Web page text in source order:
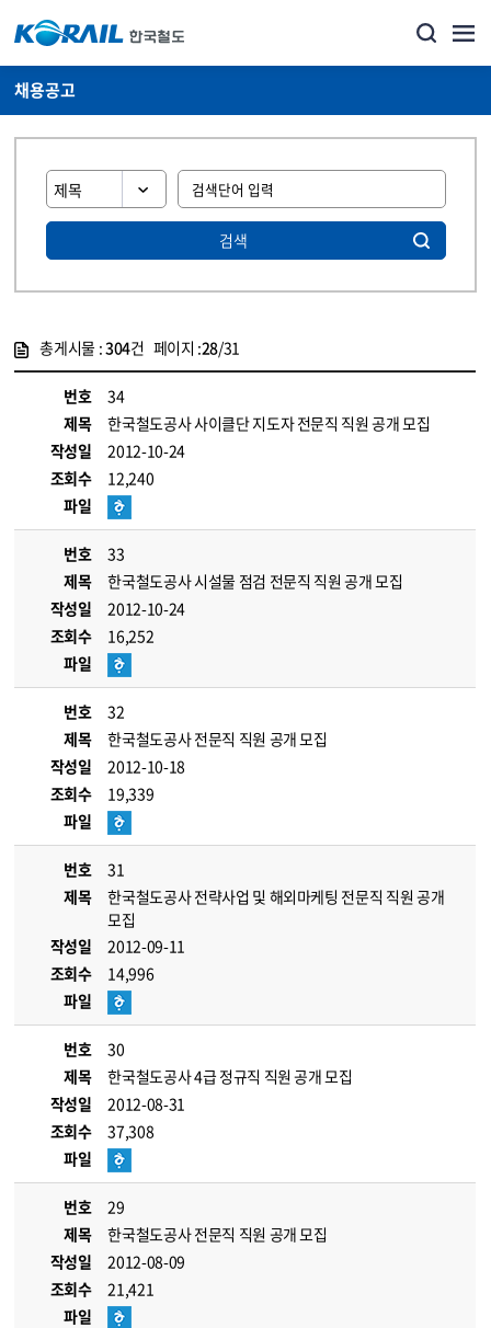
채용공고
검색
총게시물 :304건 페이지 :28/31
번호
34
제목
한국철도공사 사이클단 지도자 전문직 직원 공개 모집
작성일
2012-10-24
조회수
12,240
파일
번호
33
제목
한국철도공사 시설물 점검 전문직 직원 공개 모집
작성일
2012-10-24
조회수
16,252
파일
번호
32
제목
한국철도공사 전문직 직원 공개 모집
작성일
2012-10-18
조회수
19,339
파일
번호
31
제목
한국철도공사 전략사업 및 해외마케팅 전문직 직원 공개
모집
작성일
2012-09-11
조회수
14,996
파일
번호
30
제목
한국철도공사 4급 정규직 직원 공개 모집
작성일
2012-08-31
조회수
37,308
파일
번호
29
제목
한국철도공사 전문직 직원 공개 모집
작성일
2012-08-09
조회수
21,421
파일